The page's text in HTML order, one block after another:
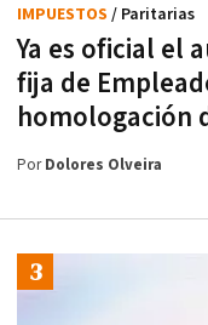
Ya es oficial el
fija de
homologación
IMPUESTOS / Paritarias
PorDolores Olveira